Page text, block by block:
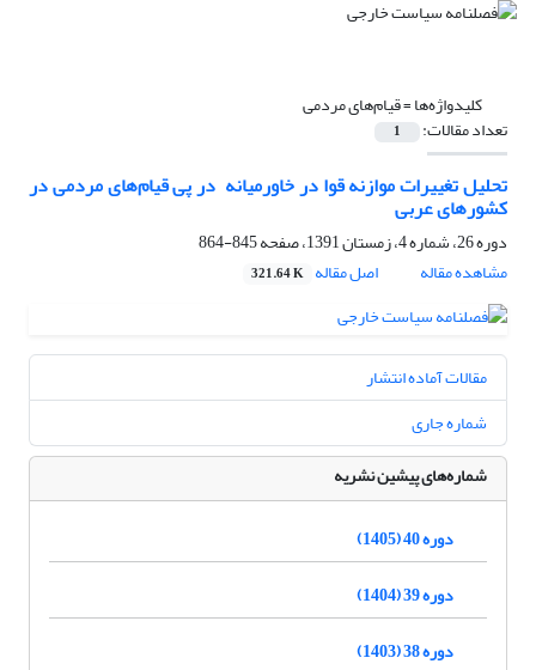
کلیدواژه‌ها =قیام‌های مردمی
تعداد مقالات: 1
تحلیل تغییرات موازنه قوا در خاورمیانه ‏ در پی قیام‌های مردمی در
کشورهای عربی ‏
دوره 26، شماره 4، زمستان 1391، صفحه
845-864
مشاهده مقاله
اصل مقاله 321.64 K
مقالات آماده انتشار
شماره جاری
شماره‌های پیشین نشریه
دوره 40 (1405)
دوره 39 (1404)
دوره 38 (1403)